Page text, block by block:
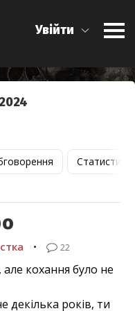
Увійти
Статистика
• 22
кохання було не
років, ти